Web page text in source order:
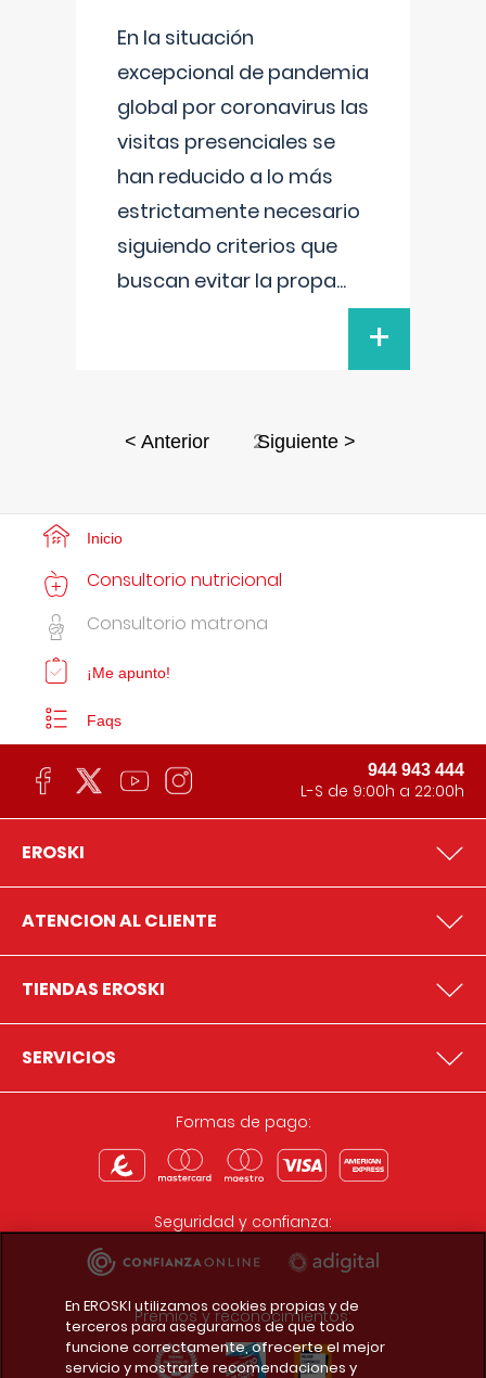
En la situación
excepcional de pandemia
global por coronavirus las
visitas presenciales se
han reducido a lo más
estrictamente necesario
siguiendo criterios que
buscan evitar la propa...
+
< Anterior 2Siguiente >
Inicio
Consultorio nutricional
Consultorio matrona
¡Me apunto!
Faqs
944 943 444
L-S de 9:00h a 22:00h
EROSKI
ATENCION AL CLIENTE
TIENDAS EROSKI
SERVICIOS
Formas de pago:
Seguridad y confianza:
Premios y reconocimientos:
En EROSKI utilizamos cookies propias y de
terceros para asegurarnos de que todo
funcione correctamente, ofrecerte el mejor
servicio y mostrarte recomendaciones y